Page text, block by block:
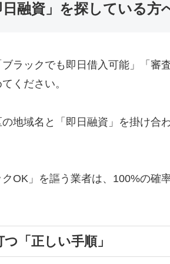
融資」を探している方
ラックでも即日借入可能」「審
ください。
地域名と「即日融資」を掛け合
OK」を謳う業者は、100%の確
「正しい手順」